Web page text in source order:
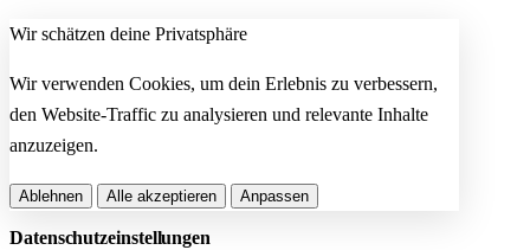
Wir schätzen deine Privatsphäre
Wir verwenden Cookies, um dein Erlebnis zu verbessern,
den Website-Traffic zu analysieren und relevante Inhalte
anzuzeigen.
Ablehnen Alle akzeptieren Anpassen
Datenschutzeinstellungen